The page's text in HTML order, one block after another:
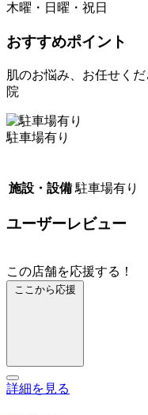
木曜・日曜・祝日
おすすめポイント
肌のお悩み、お任せく
院
駐車場有り
施設・設備 駐車場有り
ユーザーレビュー
この店舗を応援する！
ここから応援
詳細を見る